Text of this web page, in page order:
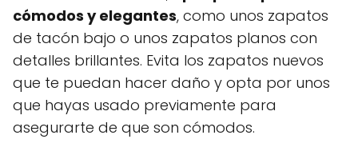
cómodos y elegantes, como unos zapatos
de tacón bajo o unos zapatos planos con
detalles brillantes. Evita los zapatos nuevos
que te puedan hacer daño y opta por unos
que hayas usado previamente para
asegurarte de que son cómodos.